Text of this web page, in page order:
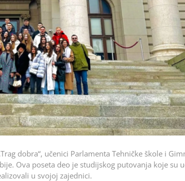
dobra“, učenici Parlamenta Tehničke škole i
Ova poseta deo je studijskog putovanja koje su
u svojoj zajednici.